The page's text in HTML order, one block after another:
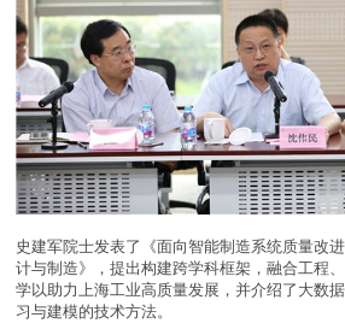
史建军院士发表了《面向智能制造系统质量改
计与制造》，提出构建跨学科框架，融合工程
学以助力上海工业高质量发展，并介绍了大数
习与建模的技术方法。